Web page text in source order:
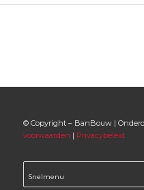
© Copyright – BanBouw |
voorwaarden | Privacybeleid